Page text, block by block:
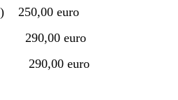
250,00 euro
euro
euro